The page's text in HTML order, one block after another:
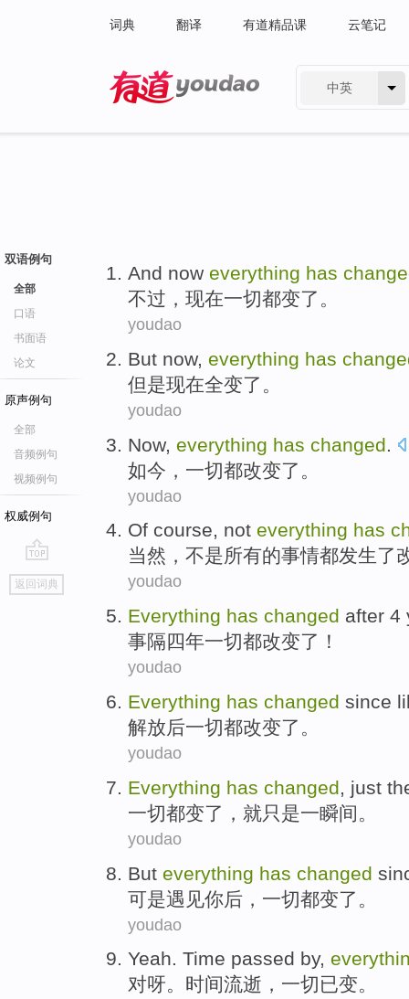
词典 翻译 有道精品课 云笔记
中英
双语例句
全部
口语
书面语
论文
原声例句
全部
音频例句
视频例句
权威例句
go
top
返回词典
And now everything has
不过， 现在一切都变了。
youdao
But now, everything has
但是现在全变了。
youdao
Now, everything has changed
如今 ， 一切都改变了。
youdao
Of course, not everything has
当然 ， 不是所有的事情都发生了
youdao
Everything has changed after 4
事隔四年一切都改变了 ！
youdao
Everything has changed since
解放后一切都改变了 。
youdao
Everything has changed, just
一切都变了 ， 就只是一瞬间。
youdao
But everything has changed
可是遇见你后， 一切都变了 。
youdao
Yeah. Time passed by,
对呀。 时间流逝 ， 一切已变。